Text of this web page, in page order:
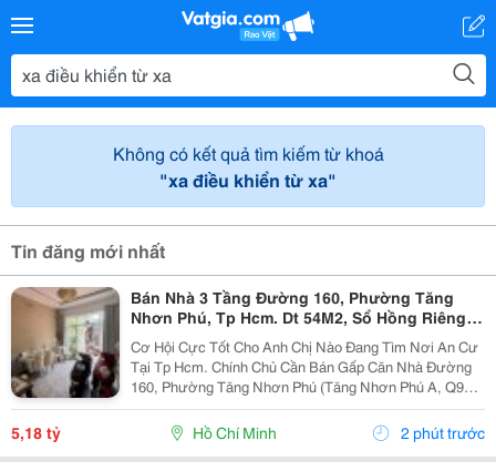
Không có kết quả tìm kiếm từ khoá
"xa điều khiển từ xa"
Tin đăng mới nhất
Bán Nhà 3 Tầng Đường 160, Phường Tăng
Nhơn Phú, Tp Hcm. Dt 54M2, Sổ Hồng Riêng.
Giá 5,18 Tỷ
Cơ Hội Cực Tốt Cho Anh Chị Nào Đang Tìm Nơi An Cư
Tại Tp Hcm. Chính Chủ Cần Bán Gấp Căn Nhà Đường
160, Phường Tăng Nhơn Phú (Tăng Nhơn Phú A, Q9
Cũ). Vị Trí Nhà Nằm Trong Khu Dân Cư Ổn Định, Giao
Thông Thuận Tiện Chỉ Vài Bước Là Ra Lã Xuân Oai,
5,18 tỷ Hồ Chí Minh 2 phút trước